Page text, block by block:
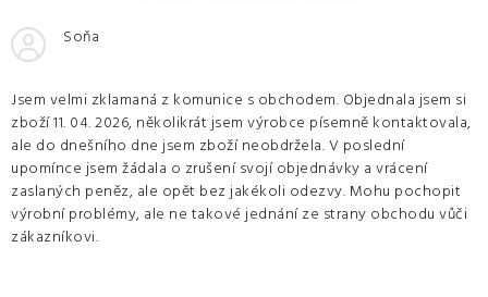
Soňa
Jsem velmi zklamaná z komunice s obchodem. Objednala jsem si
zboží 11. 04. 2026, několikrát jsem výrobce písemně kontaktovala,
ale do dnešního dne jsem zboží neobdržela. V poslední
upomínce jsem žádala o zrušení svojí objednávky a vrácení
zaslaných peněz, ale opět bez jakékoli odezvy. Mohu pochopit
výrobní problémy, ale ne takové jednání ze strany obchodu vůči
zákazníkovi.